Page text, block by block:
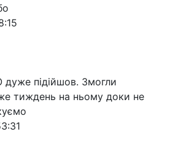
підійшов. Змогли
тиждень на ньому доки не